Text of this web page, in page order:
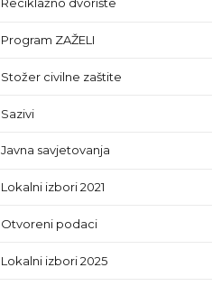
Program ZAŽELI
Stožer civilne zaštite
Sazivi
Javna savjetovanja
Lokalni izbori 2021
Otvoreni podaci
Lokalni izbori 2025